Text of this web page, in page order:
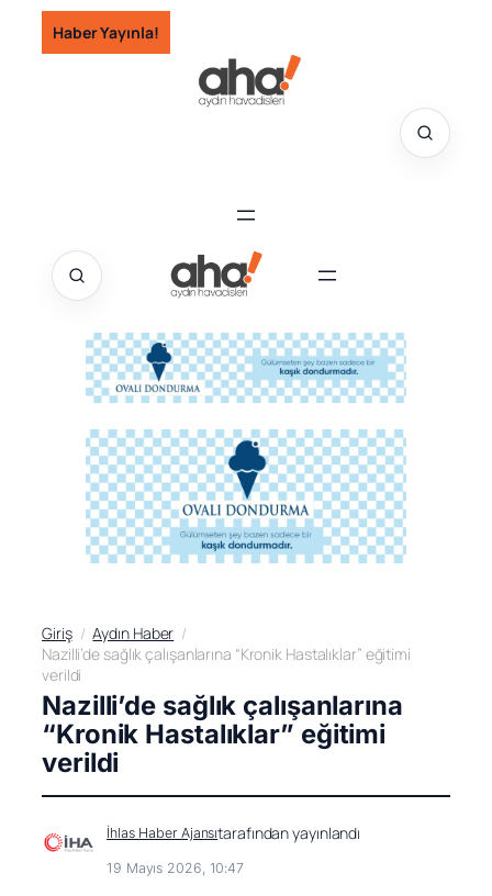
İçeriğe
geç
Haber Yayınla!
Giriş
Aydın Haber
Nazilli’de sağlık çalışanlarına “Kronik Hastalıklar” eğitimi
verildi
Nazilli’de sağlık çalışanlarına
“Kronik Hastalıklar” eğitimi
verildi
İhlas Haber Ajansıtarafından yayınlandı
19 Mayıs 2026, 10:47